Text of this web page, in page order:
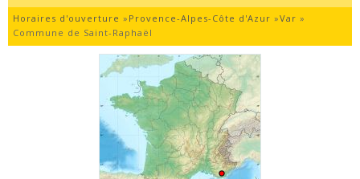
Horaires d'ouverture » Provence-Alpes-Côte d'Azur »Var »
Commune de Saint-Raphaël